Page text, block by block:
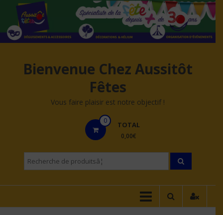
contenu
Bienvenue Chez Aussitôt
Fêtes
Vous faire plaisir est notre objectif !
0 TOTAL
0,00€
Recherche
pourÂ :